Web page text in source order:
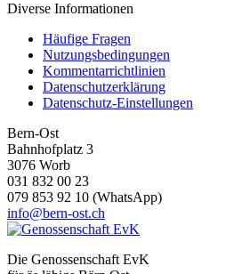
Diverse Informationen
Häufige Fragen
Nutzungsbedingungen
Kommentarrichtlinien
Datenschutzerklärung
Datenschutz-Einstellungen
Bern-Ost
Bahnhofplatz 3
3076 Worb
031 832 00 23
079 853 92 10 (WhatsApp)
info@bern-ost.ch
Die Genossenschaft EvK